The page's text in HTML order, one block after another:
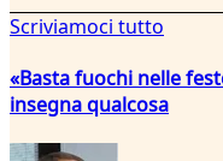
Scriviamoci tutto
«Basta fuochi nelle
insegna qualcosa